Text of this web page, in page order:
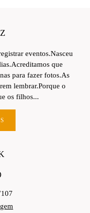
eventos.Nasceu
que
para fazer fotos.As
lembrar.Porque o
os filhos...